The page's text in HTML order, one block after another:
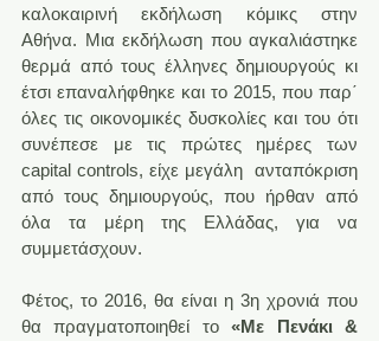
καλοκαιρινή εκδήλωση κόμικς στην
Αθήνα. Μια εκδήλωση που αγκαλιάστηκε
θερμά από τους έλληνες δημιουργούς κι
έτσι επαναλήφθηκε και το 2015, που παρ΄
όλες τις οικονομικές δυσκολίες και του ότι
συνέπεσε με τις πρώτες ημέρες των
capital controls, είχε μεγάλη  ανταπόκριση
από τους δημιουργούς, που ήρθαν από
όλα τα μέρη της Ελλάδας, για να
συμμετάσχουν.
Φέτος, το 2016, θα είναι η 3η χρονιά που
θα πραγματοποιηθεί το «Με Πενάκι &